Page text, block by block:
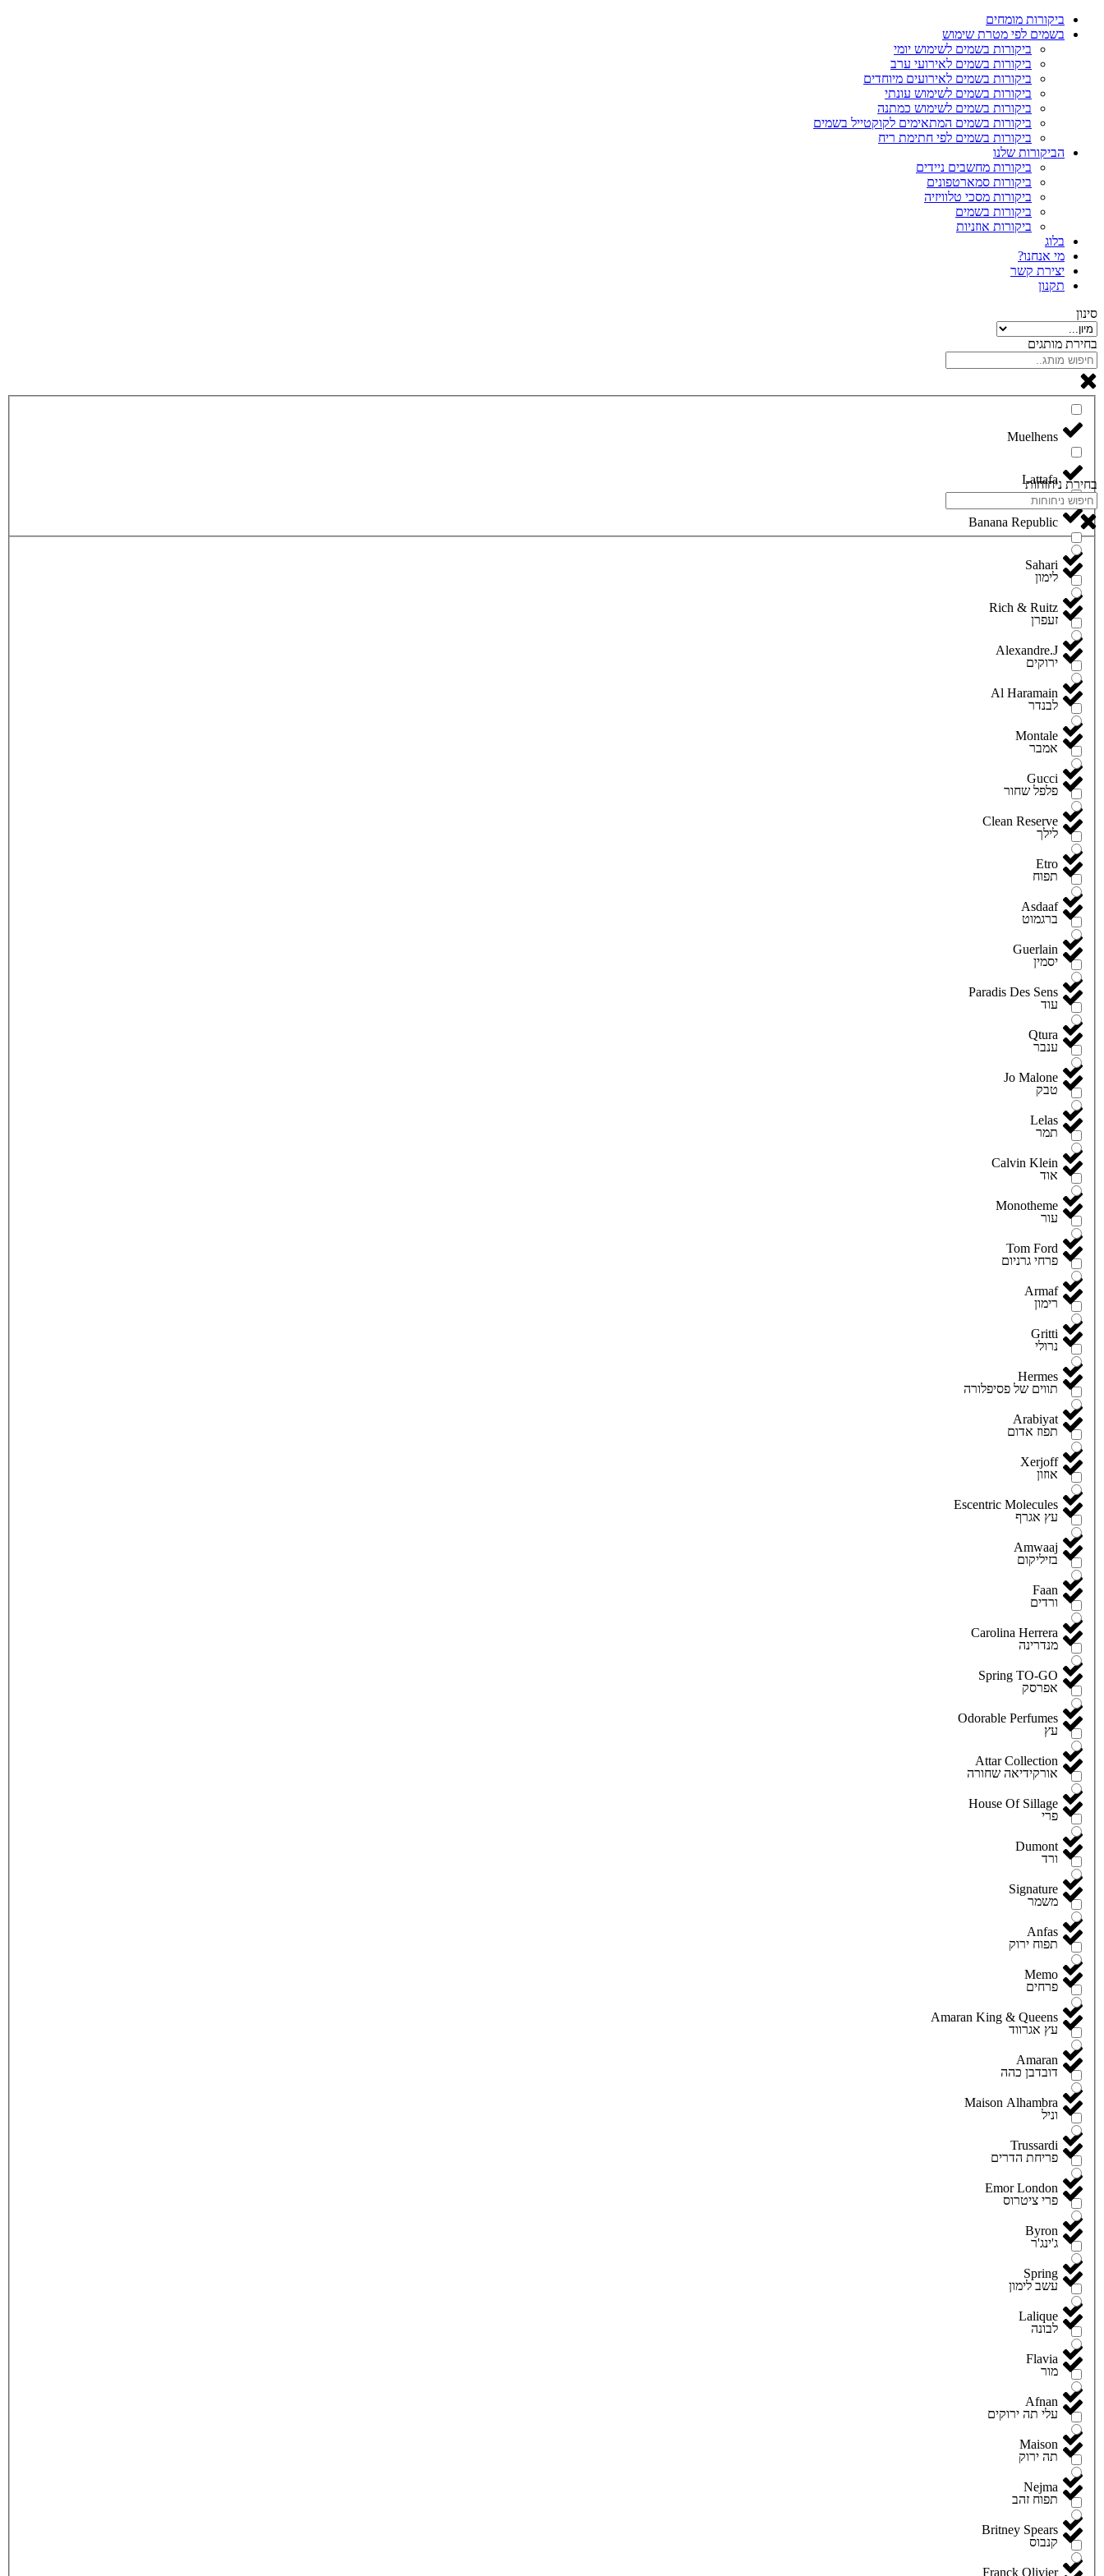
ביקורות מומחים
בשמים לפי מטרת שימוש
ביקורות בשמים לשימוש יומי
ביקורות בשמים לאירועי ערב
ביקורות בשמים לאירועים מיוחדים
ביקורות בשמים לשימוש עונתי
ביקורות בשמים לשימוש כמתנה
ביקורות בשמים המתאימים לקוקטייל בשמים
ביקורות בשמים לפי חתימת ריח
הביקורות שלנו
ביקורות מחשבים ניידים
ביקורות סמארטפונים
ביקורות מסכי טלוויזיה
ביקורות בשמים
ביקורות אוזניות
בלוג
מי אנחנו?
יצירת קשר
תקנון
סינון
בחירת מותגים
Lattafa
Banana Republic
Sahari
Rich & Ruitz
Alexandre.J
Al Haramain
Montale
Gucci
Clean Reserve
Etro
Asdaaf
Guerlain
Paradis Des Sens
Qtura
Jo Malone
Lelas
Calvin Klein
Monotheme
Tom Ford
Armaf
Gritti
Hermes
Arabiyat
Xerjoff
Escentric Molecules
Amwaaj
Faan
Carolina Herrera
Spring TO-GO
Odorable Perfumes
Attar Collection
House Of Sillage
Dumont
Signature
Anfas
Memo
Amaran King & Queens
Amaran
Maison Alhambra
Trussardi
Emor London
Byron
Spring
Lalique
Flavia
Afnan
Maison
Nejma
Britney Spears
Franck Olivier
בחירת ניחוחות
לימון
זעפרן
ירוקים
לבנדר
אמבר
פלפל שחור
לילך
תפוח
ברגמוט
יסמין
עוד
ענבר
טבק
תמר
אוד
עור
פרחי גרניום
רימון
נרולי
תווים של פסיפלורה
תפוז אדום
אוזון
עץ אגרף
בזיליקום
ורדים
מנדרינה
אפרסק
עץ
אורקידיאה שחורה
פרי
ורד
משמר
תפוח ירוק
פרחים
עץ אגרווד
דובדבן כהה
וניל
פריחת הדרים
פרי ציטרוס
ג'ינג'ר
עשב לימון
לבונה
מור
עלי תה ירוקים
תה ירוק
תפוח זהב
קנבוס